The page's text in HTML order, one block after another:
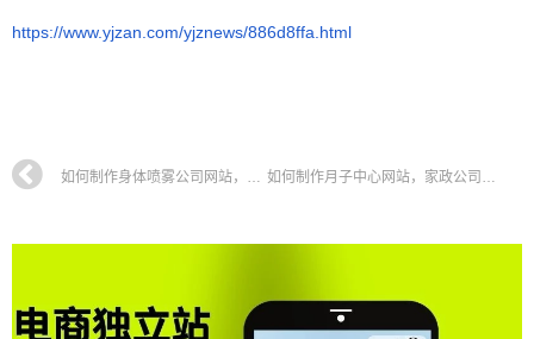
https://www.yjzan.com/yjznews/886d8ffa.html
如何制作身体喷雾公司网站，止汗剂企业官网搭建全攻略教程 如何制作月子中心网站，家政公司企业官网搭建全攻略教程